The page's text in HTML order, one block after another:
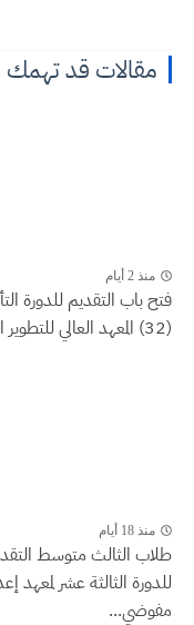
مقالات قد تهمك
منذ 2 أيام
فتح باب التقديم للدورة
(32) المعهد العالي للتطوير الأمني...
منذ 18 أيام
طلاب الثالث متوسط
للدورة الثالثة عشر لمعهد
مفوضي...